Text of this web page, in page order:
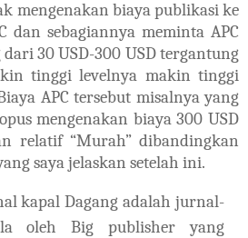
mengenakan biaya publikasi ke
dan sebagiannya meminta APC
30 USD-300 USD tergantung
tinggi levelnya makin tinggi
APC tersebut misalnya yang
mengenakan biaya 300 USD
relatif “Murah” dibandingkan
saya jelaskan setelah ini.
kapal Dagang adalah jurnal-
oleh Big publisher yang